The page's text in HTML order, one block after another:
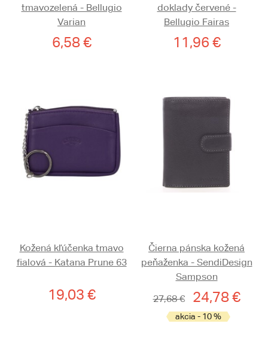
tmavozelená - Bellugio
Varian
6,58 €
doklady červené -
Bellugio Fairas
11,96 €
Kožená kľúčenka tmavo
fialová - Katana Prune 63
19,03 €
Čierna pánska kožená
peňaženka - SendiDesign
Sampson
27,68 €
24,78 €
akcia - 10 %